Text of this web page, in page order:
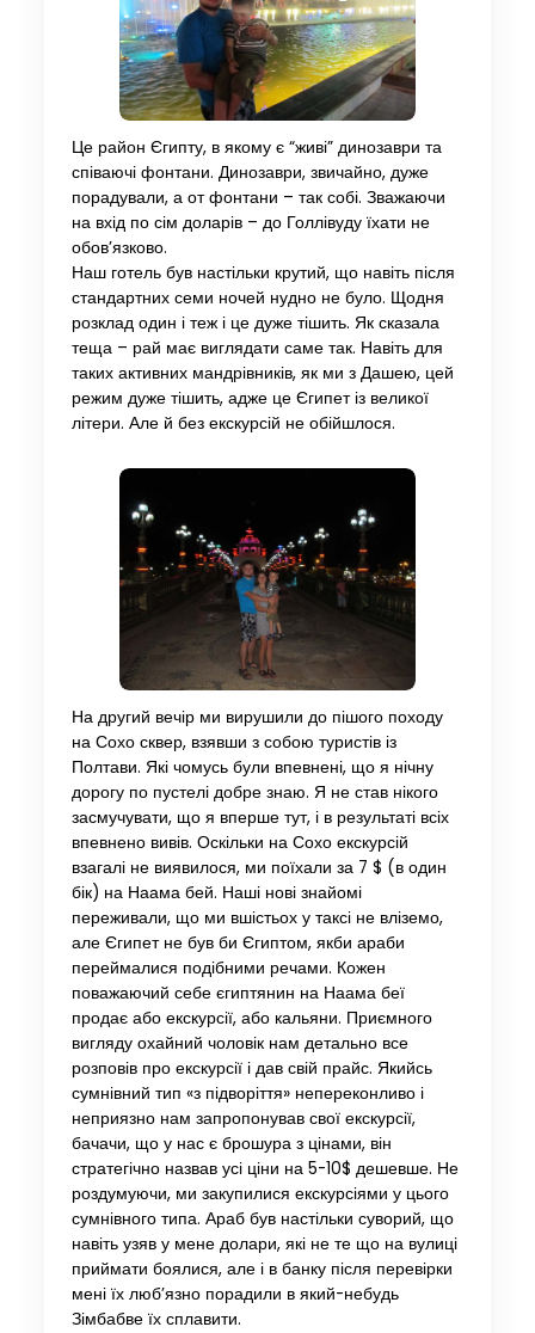
Це район Єгипту, в якому є “живі” динозаври та
співаючі фонтани. Динозаври, звичайно, дуже
порадували, а от фонтани – так собі. Зважаючи
на вхід по сім доларів – до Голлівуду їхати не
обов’язково.
Наш готель був настільки крутий, що навіть після
стандартних семи ночей нудно не було. Щодня
розклад один і теж і це дуже тішить. Як сказала
теща – рай має виглядати саме так. Навіть для
таких активних мандрівників, як ми з Дашею, цей
режим дуже тішить, адже це Єгипет із великої
літери. Але й без екскурсій не обійшлося.
На другий вечір ми вирушили до пішого походу
на Сохо сквер, взявши з собою туристів із
Полтави. Які чомусь були впевнені, що я нічну
дорогу по пустелі добре знаю. Я не став нікого
засмучувати, що я вперше тут, і в результаті всіх
впевнено вивів. Оскільки на Сохо екскурсій
взагалі не виявилося, ми поїхали за 7 $ (в один
бік) на Наама бей. Наші нові знайомі
переживали, що ми вшістьох у таксі не вліземо,
але Єгипет не був би Єгиптом, якби араби
переймалися подібними речами. Кожен
поважаючий себе єгиптянин на Наама беї
продає або екскурсії, або кальяни. Приємного
вигляду охайний чоловік нам детально все
розповів про екскурсії і дав свій прайс. Якийсь
сумнівний тип «з підворіття» непереконливо і
неприязно нам запропонував свої екскурсії,
бачачи, що у нас є брошура з цінами, він
стратегічно назвав усі ціни на 5-10$ дешевше. Не
роздумуючи, ми закупилися екскурсіями у цього
сумнівного типа. Араб був настільки суворий, що
навіть узяв у мене долари, які не те що на вулиці
приймати боялися, але і в банку після перевірки
мені їх люб’язно порадили в який-небудь
Зімбабве їх сплавити.